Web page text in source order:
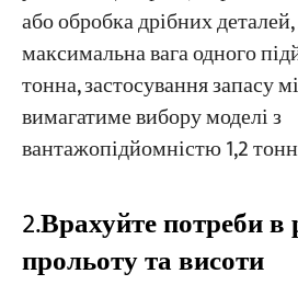
або обробка дрібних
максимальна вага одного
тонна, застосування запасу
вимагатиме вибору моделі з
вантажопідйомністю ​1,2
2.Врахуйте потреби в
прольоту та висоти